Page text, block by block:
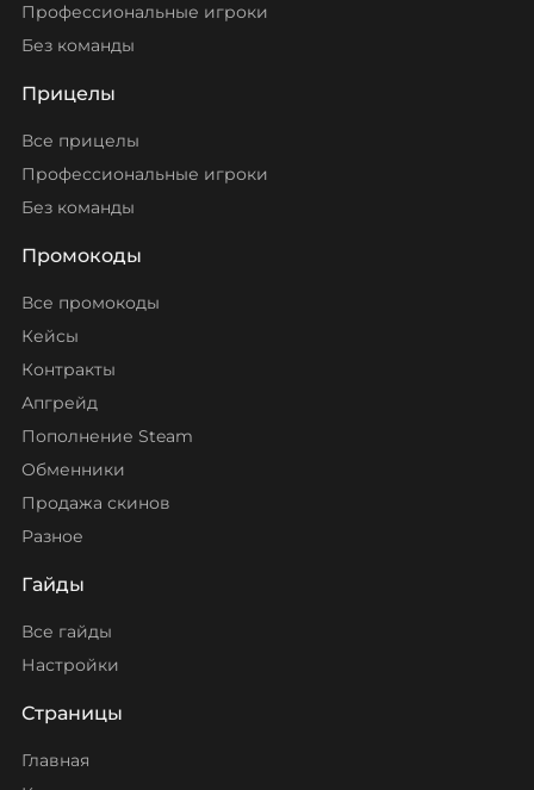
Профессиональные игроки
Без команды
Прицелы
Все прицелы
Профессиональные игроки
Без команды
Промокоды
Все промокоды
Кейсы
Контракты
Апгрейд
Пополнение Steam
Обменники
Продажа скинов
Разное
Гайды
Все гайды
Настройки
Страницы
Главная